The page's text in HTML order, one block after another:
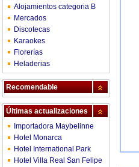
Alojamientos categoria B
Mercados
Discotecas
Karaokes
Florerías
Heladerias
Recomendable
Últimas actualizaciones
Importadora Maybelinne
Hotel Monarca
Hotel International Park
Hotel Villa Real San Felipe